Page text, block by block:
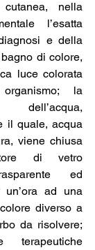
nella
l’esatta
e della
di colore,
luce colorata
la
dell’acqua,
il quale, acqua
viene chiusa
di vetro
ed
ad una
diverso a
da risolvere;
terapeutiche